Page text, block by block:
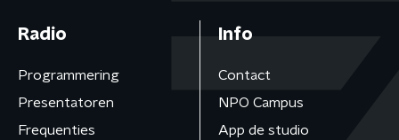
Radio
Programmering
Presentatoren
Frequenties
Info
Contact
NPO Campus
App de studio